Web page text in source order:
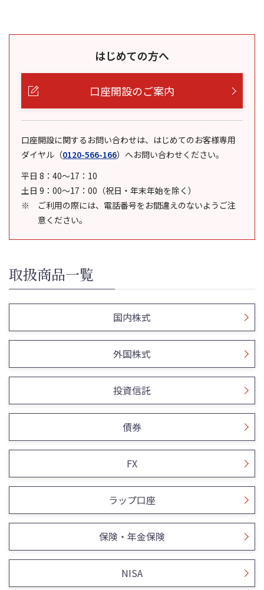
はじめての方へ
口座開設のご案内
口座開設に関するお問い合わせは、はじめてのお客様専用
ダイヤル （0120-566-166） へお問い合わせください。
平日 8：40～17：10
土日 9：00～17：00（祝日・年末年始を除く）
ご利用の際には、電話番号をお間違えのないようご注
意ください。
取扱商品一覧
国内株式
外国株式
投資信託
債券
FX
ラップ口座
保険・年金保険
NISA